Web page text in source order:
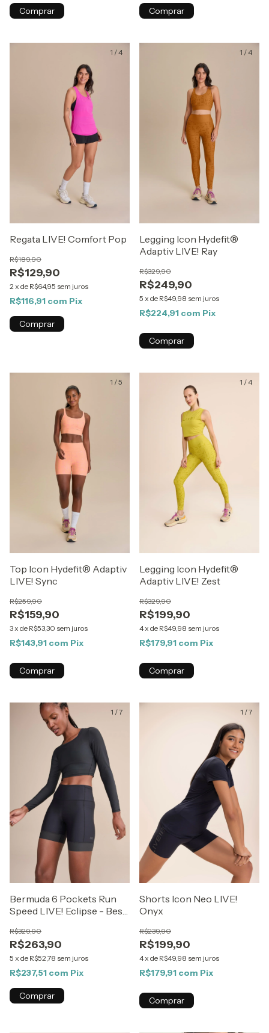
Comprar Comprar
1 /4
Regata LIVE! Comfort Pop
R$129,90
R$189,90
2 x de R$64,95 sem juros
R$116,91 com Pix
Comprar
1 /4
Legging Icon Hydefit®
Adaptiv LIVE! Ray
R$249,90
R$329,90
5 x de R$49,98 sem juros
R$224,91 com Pix
Comprar
1 /5
Top Icon Hydefit® Adaptiv
LIVE! Sync
R$159,90
R$259,90
3x de R$53,30 sem juros
R$143,91 com Pix
Comprar
1 /4
Legging Icon Hydefit®
Adaptiv LIVE! Zest
R$199,90
R$329,90
4x de R$49,98 sem juros
R$179,91 com Pix
Comprar
1 /7
Bermuda 6 Pockets Run
Speed LIVE! Eclipse - Best
R$263,90
R$329,90
5 x de R$52,78 sem juros
R$237,51 com Pix
Comprar
1 /7
Shorts Icon Neo LIVE!
Onyx
R$199,90
R$239,90
4x de R$49,98 sem juros
R$179,91 com Pix
Comprar